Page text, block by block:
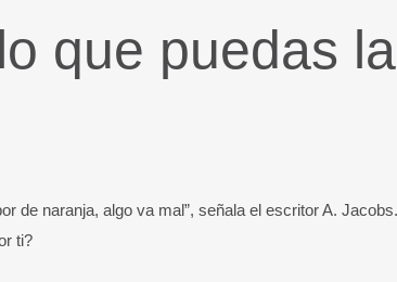
que puedas
de naranja, algo va mal”, señala el escritor A.
ti?